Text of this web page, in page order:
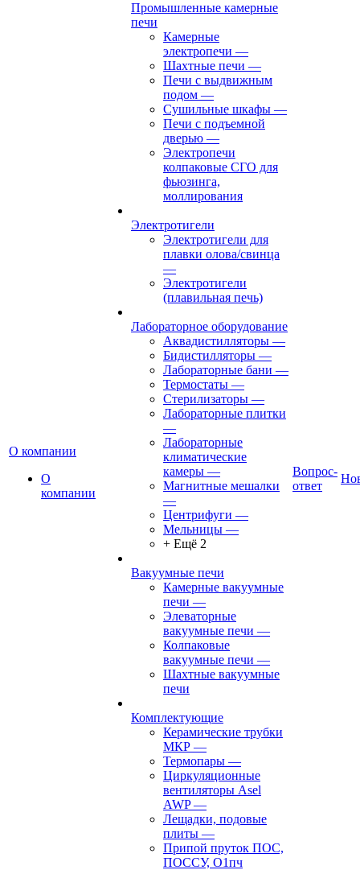
О компании
О
компании
Промышленные камерные
печи
Камерные
электропечи —
Шахтные печи —
Печи с выдвижным
подом —
Сушильные шкафы —
Печи с подъемной
дверью —
Электропечи
колпаковые СГО для
фьюзинга,
моллирования
Электротигели
Электротигели для
плавки олова/свинца
—
Электротигели
(плавильная печь)
Лабораторное оборудование
Аквадистилляторы —
Бидистилляторы —
Лабораторные бани —
Термостаты —
Стерилизаторы —
Лабораторные плитки
—
Лабораторные
климатические
камеры —
Магнитные мешалки
—
Центрифуги —
Мельницы —
+ Ещё 2
Вакуумные печи
Камерные вакуумные
печи —
Элеваторные
вакуумные печи —
Колпаковые
вакуумные печи —
Шахтные вакуумные
печи
Комплектующие
Керамические трубки
МКР —
Термопары —
Циркуляционные
вентиляторы Asel
AWP—
Лещадки, подовые
плиты —
Припой пруток ПОС,
ПОССУ, О1пч
Вопрос-
ответ